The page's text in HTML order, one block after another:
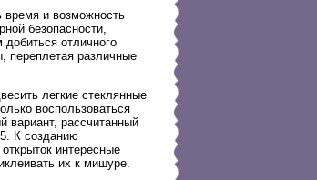
время и возможность
безопасности,
отличного
переплетая различные
легкие стеклянные
воспользоваться
вариант, рассчитанный
К созданию
интересные
их к мишуре.